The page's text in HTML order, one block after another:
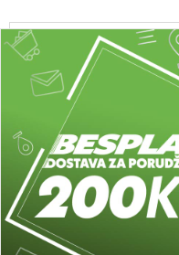
Fuse kompresori
Fuse akumulatorski